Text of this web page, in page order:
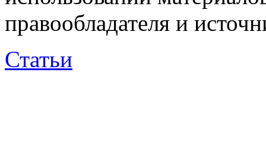
правообладателя и
Статьи